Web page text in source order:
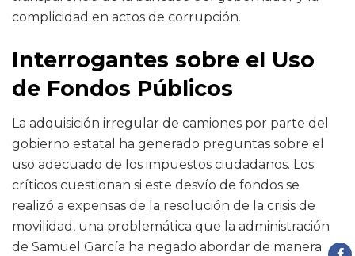
complicidad en actos de corrupción.
Interrogantes sobre el Uso
de Fondos Públicos
La adquisición irregular de camiones por parte del
gobierno estatal ha generado preguntas sobre el
uso adecuado de los impuestos ciudadanos. Los
críticos cuestionan si este desvío de fondos se
realizó a expensas de la resolución de la crisis de
movilidad, una problemática que la administración
de Samuel García ha negado abordar de manera